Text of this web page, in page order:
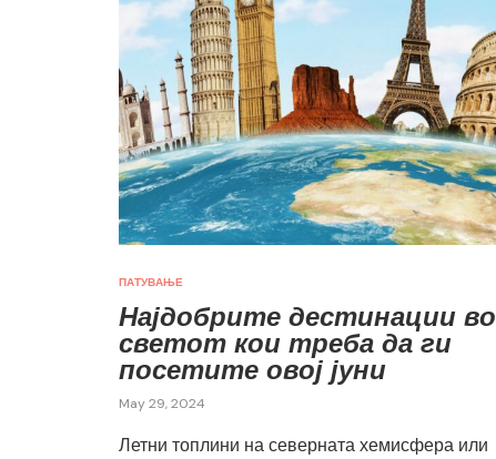
ПАТУВАЊЕ
Најдобрите дестинации во
светот кои треба да ги
посетите овој јуни
May 29, 2024
Летни топлини на северната хемисфера или